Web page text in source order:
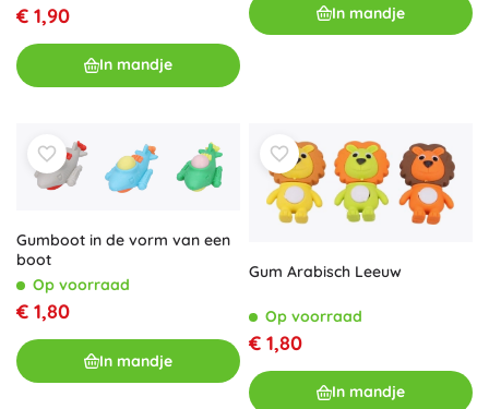
€ 1,90
In mandje
In mandje
Gumboot in de vorm van een
boot
Op voorraad
€ 1,80
In mandje
Gum Arabisch Leeuw
Op voorraad
€ 1,80
In mandje